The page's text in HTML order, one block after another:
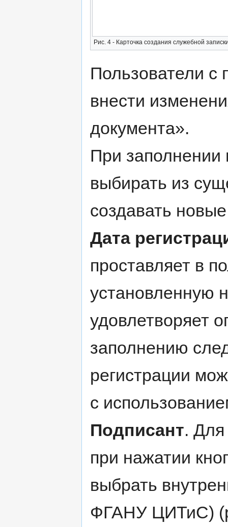
Рис. 4 - Карточка создания служебной
Пользователи с
внести
документа».
При заполнении
выбирать из
создавать
Дата
проставляет в
установленную
удовлетворяет
заполнению
регистрации
с
Подписант.
при нажатии
выбрать
ФГАНУ ЦИТиС)